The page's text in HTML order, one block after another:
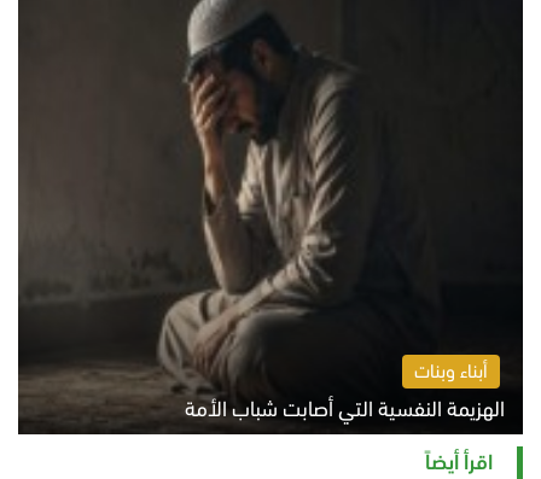
أبناء وبنات
الهزيمة النفسية التي أصابت شباب الأمة
الخميس 6 أغسطس 2026 11:12 ص
اقرأ أيضاً